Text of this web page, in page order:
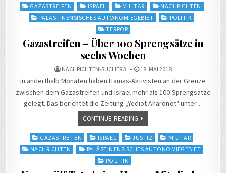
Posted
GAZASTREIFEN ISRAEL MILITÄR
NACHRICHTEN
PALÄSTINENSISCHES AUTONOMIEGEBIET
POLITIK
TERROR
Gazastreifen – Über 100 Sprengsätze in
sechs Wochen
NACHRICHTEN-SUCHER 3 18. MAI 2018
In anderthalb Monaten haben Hamas-Aktivisten an der Grenze
zwischen dem Gazastreifen und Israel mehr als 100 Sprengsätze
gelegt. Das berichtet die Zeitung „Yediot Aharonot“ unter…
CONTINUE READING
Posted
in
GAZASTREIFEN ISRAEL JUSTIZ
MILITÄR
NACHRICHTEN
PALÄSTINENSISCHES AUTONOMIEGEBIET
POLITIK